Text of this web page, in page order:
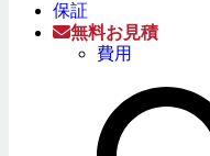
保証
無料お見積
費用